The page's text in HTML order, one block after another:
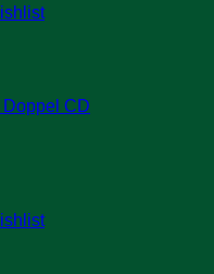
Doppel CD